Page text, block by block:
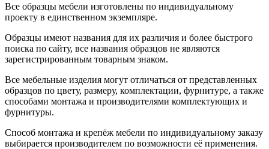
Все образцы мебели изготовлены по индивидуальному
проекту в единственном экземпляре.
Образцы имеют названия для их различия и более быстрого
поиска по сайту, все названия образцов не являются
зарегистрированным товарным знаком.
Все мебельные изделия могут отличаться от представленных
образцов по цвету, размеру, комплектации, фурнитуре, а также
способами монтажа и производителями комплектующих и
фурнитуры.
Способ монтажа и крепёж мебели по индивидуальному заказу
выбирается производителем по возможности её применения.